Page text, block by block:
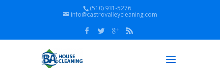
(510) 931-5276
info@castrovalleycleaning.com